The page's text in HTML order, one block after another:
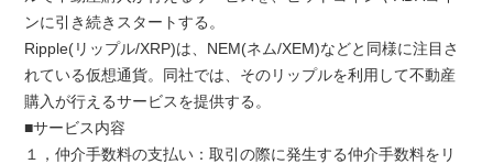
ンに引き続きスタートする。
Ripple(リップル/XRP)は、NEM(ネム/XEM)などと同様に注目さ
れている仮想通貨。同社では、そのリップルを利用して不動産
購入が行えるサービスを提供する。
■サービス内容
１，仲介手数料の支払い：取引の際に発生する仲介手数料をリ